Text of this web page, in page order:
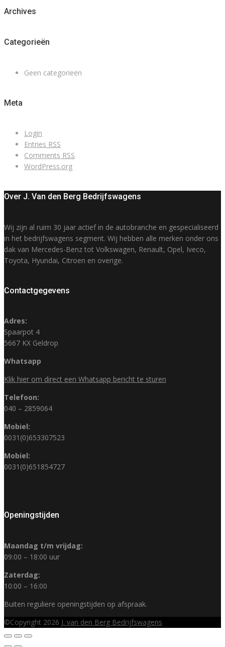
Archives
Categorieën
Geen categorieën
Meta
Login
Entries RSS
Comments RSS
WordPress.org
Over J. Van den Berg Bedrijfswagens
Wij zijn al ruim 30 jaar actief in de autobranche en gespecialiseerd
in het bedrijfswagens segment. Wij hebben alle merken onder ons
dak van Mercedes-Benz tot Volkswagen, Renault, Opel, Iveco,
Toyota, Hyundai, Citroen en overige.
Contactgegevens
Adres:
Spaarpot 4
5667 KX Geldrop
Whatsapp
Klik hier om direct een Whatsapp bericht te sturen
Telefoon:
040 – 2859064
Mobiel:
0031(0)653307523
Mobiel:
0031(0)651854727
Openingstijden
Maandag t/m vrijdag:
09:00 – 18:00 uur
Zaterdag:
10:00 – 16:00
Buiten reguliere openingstijden op afspraak.
©Copyright 2026 J. van den Berg Bedrijfswagens